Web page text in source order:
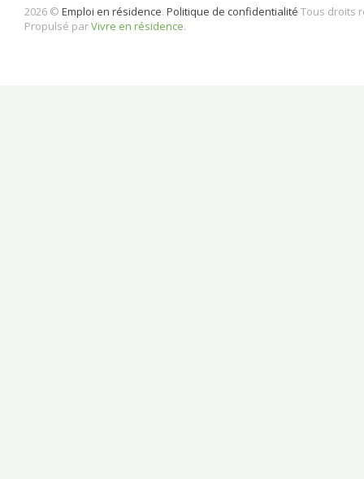
2026 © Emploi en résidence. Politique de confidentialité Tous droits
Propulsé parVivre en résidence.